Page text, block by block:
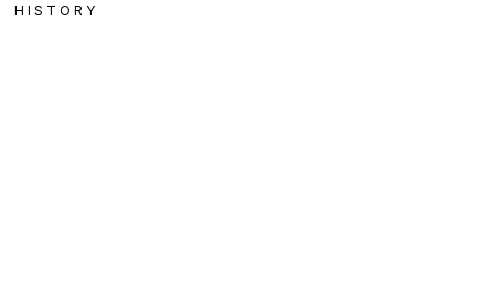
HISTORY